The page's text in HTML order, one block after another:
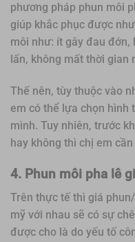
phương pháp phun môi
giúp khắc phục được
môi như: ít gây đau đớn,
lấn, không mất thời gian
Thế nên, tùy thuộc vào
em có thể lựa chọn hình
mình. Tuy nhiên, trước
hay không thì chị em
4. Phun môi pha lê
Trên thực tế thì giá
mỹ với nhau sẽ có sự
được cho là do yếu tố